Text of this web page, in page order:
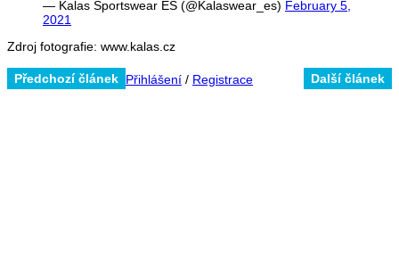
— Kalas Sportswear ES (@Kalaswear_es) February 5,
2021
Zdroj fotografie: www.kalas.cz
Předchozí článek Další článek
Přihlášení / Registrace